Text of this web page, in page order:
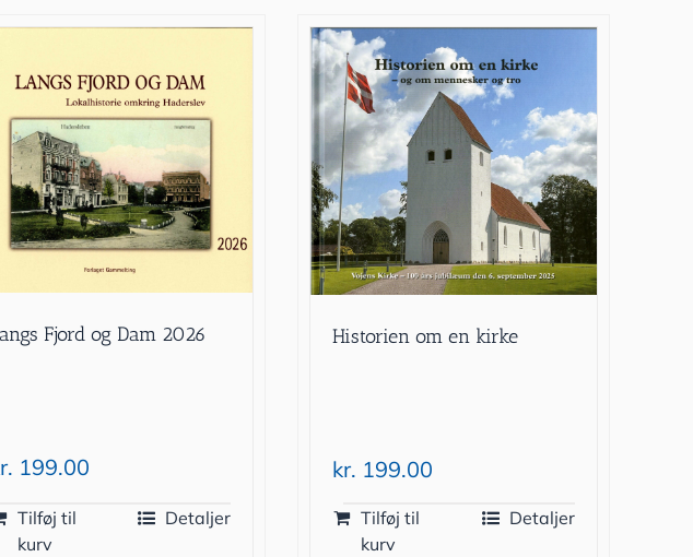
Fjord og Dam 2026
199.00
Tilføj til
kurv
Detaljer
Historien om en kirke
kr. 199.00
Tilføj til
kurv
Detaljer